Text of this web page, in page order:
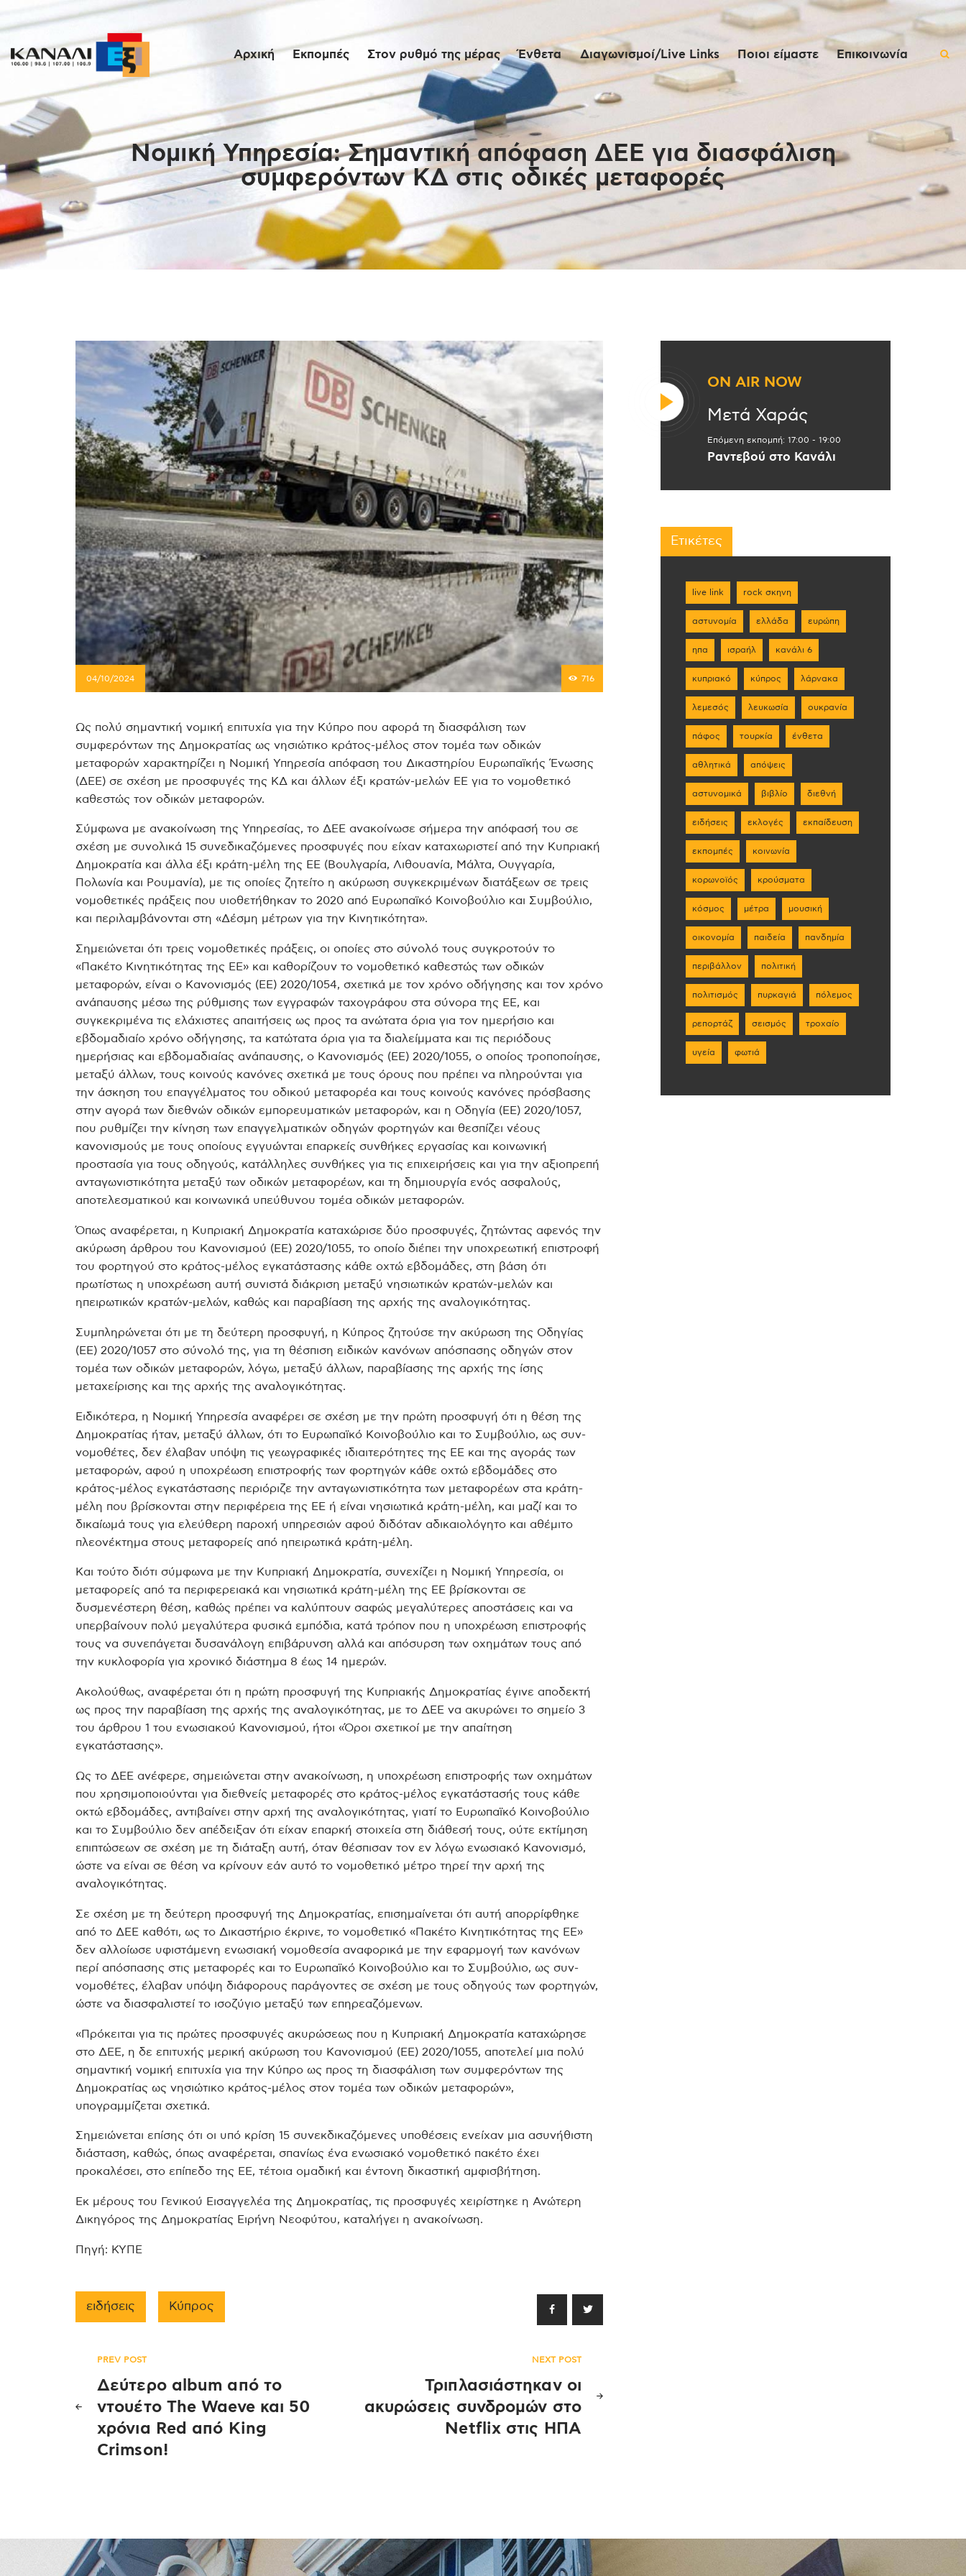
Αρχική Εκπομπές Στον ρυθμό της μέρας Ένθετα Διαγωνισμοί/Live Links Ποιοι είμαστε Επικοινωνία
Νομική Υπηρεσία: Σημαντική απόφαση ΔΕΕ για διασφάλιση
συμφερόντων ΚΔ στις οδικές μεταφορές
Αρχική
Εκπομπές
Στον ρυθμό της
μέρας
Ένθετα
Διαγωνισμοί/Live
Links
Επικοινωνία
04/10/2024 716
Ως πολύ σημαντική νομική επιτυχία για την Κύπρο που αφορά τη διασφάλιση των
συμφερόντων της Δημοκρατίας ως νησιώτικο κράτος-μέλος στον τομέα των οδικών
μεταφορών χαρακτηρίζει η Νομική Υπηρεσία απόφαση του Δικαστηρίου Ευρωπαϊκής Ένωσης
(ΔΕΕ) σε σχέση με προσφυγές της ΚΔ και άλλων έξι κρατών-μελών ΕΕ για το νομοθετικό
καθεστώς τον οδικών μεταφορών.
Σύμφωνα με ανακοίνωση της Υπηρεσίας, το ΔΕΕ ανακοίνωσε σήμερα την απόφασή του σε
σχέση με συνολικά 15 συνεδικαζόμενες προσφυγές που είχαν καταχωριστεί από την Κυπριακή
Δημοκρατία και άλλα έξι κράτη-μέλη της ΕΕ (Βουλγαρία, Λιθουανία, Μάλτα, Ουγγαρία,
Πολωνία και Ρουμανία), με τις οποίες ζητείτο η ακύρωση συγκεκριμένων διατάξεων σε τρεις
νομοθετικές πράξεις που υιοθετήθηκαν το 2020 από Ευρωπαϊκό Κοινοβούλιο και Συμβούλιο,
και περιλαμβάνονται στη «Δέσμη μέτρων για την Κινητικότητα».
Σημειώνεται ότι τρεις νομοθετικές πράξεις, οι οποίες στο σύνολό τους συγκροτούν το
«Πακέτο Κινητικότητας της ΕΕ» και καθορίζουν το νομοθετικό καθεστώς των οδικών
μεταφορών, είναι ο Κανονισμός (ΕΕ) 2020/1054, σχετικά με τον χρόνο οδήγησης και τον χρόνο
ανάπαυσης μέσω της ρύθμισης των εγγραφών ταχογράφου στα σύνορα της ΕΕ, και
συγκεκριμένα τις ελάχιστες απαιτήσεις ως προς τα ανώτατα όρια για τον ημερήσιο και
εβδομαδιαίο χρόνο οδήγησης, τα κατώτατα όρια για τα διαλείμματα και τις περιόδους
ημερήσιας και εβδομαδιαίας ανάπαυσης, ο Κανονισμός (ΕΕ) 2020/1055, ο οποίος τροποποίησε,
μεταξύ άλλων, τους κοινούς κανόνες σχετικά με τους όρους που πρέπει να πληρούνται για
την άσκηση του επαγγέλματος του οδικού μεταφορέα και τους κοινούς κανόνες πρόσβασης
στην αγορά των διεθνών οδικών εμπορευματικών μεταφορών, και η Οδηγία (ΕΕ) 2020/1057,
που ρυθμίζει την κίνηση των επαγγελματικών οδηγών φορτηγών και θεσπίζει νέους
κανονισμούς με τους οποίους εγγυώνται επαρκείς συνθήκες εργασίας και κοινωνική
προστασία για τους οδηγούς, κατάλληλες συνθήκες για τις επιχειρήσεις και για την αξιοπρεπή
ανταγωνιστικότητα μεταξύ των οδικών μεταφορέων, και τη δημιουργία ενός ασφαλούς,
αποτελεσματικού και κοινωνικά υπεύθυνου τομέα οδικών μεταφορών.
Όπως αναφέρεται, η Κυπριακή Δημοκρατία καταχώρισε δύο προσφυγές, ζητώντας αφενός την
ακύρωση άρθρου του Κανονισμού (ΕΕ) 2020/1055, το οποίο διέπει την υποχρεωτική επιστροφή
του φορτηγού στο κράτος-μέλος εγκατάστασης κάθε οχτώ εβδομάδες, στη βάση ότι
πρωτίστως η υποχρέωση αυτή συνιστά διάκριση μεταξύ νησιωτικών κρατών-μελών και
ηπειρωτικών κρατών-μελών, καθώς και παραβίαση της αρχής της αναλογικότητας.
Συμπληρώνεται ότι με τη δεύτερη προσφυγή, η Κύπρος ζητούσε την ακύρωση της Οδηγίας
(ΕΕ) 2020/1057 στο σύνολό της, για τη θέσπιση ειδικών κανόνων απόσπασης οδηγών στον
τομέα των οδικών μεταφορών, λόγω, μεταξύ άλλων, παραβίασης της αρχής της ίσης
μεταχείρισης και της αρχής της αναλογικότητας.
Ειδικότερα, η Νομική Υπηρεσία αναφέρει σε σχέση με την πρώτη προσφυγή ότι η θέση της
Δημοκρατίας ήταν, μεταξύ άλλων, ότι το Ευρωπαϊκό Κοινοβούλιο και το Συμβούλιο, ως συν-
νομοθέτες, δεν έλαβαν υπόψη τις γεωγραφικές ιδιαιτερότητες της ΕΕ και της αγοράς των
μεταφορών, αφού η υποχρέωση επιστροφής των φορτηγών κάθε οχτώ εβδομάδες στο
κράτος-μέλος εγκατάστασης περιόριζε την ανταγωνιστικότητα των μεταφορέων στα κράτη-
μέλη που βρίσκονται στην περιφέρεια της ΕΕ ή είναι νησιωτικά κράτη-μέλη, και μαζί και το
δικαίωμά τους για ελεύθερη παροχή υπηρεσιών αφού διδόταν αδικαιολόγητο και αθέμιτο
πλεονέκτημα στους μεταφορείς από ηπειρωτικά κράτη-μέλη.
Και τούτο διότι σύμφωνα με την Κυπριακή Δημοκρατία, συνεχίζει η Νομική Υπηρεσία, οι
μεταφορείς από τα περιφερειακά και νησιωτικά κράτη-μέλη της ΕΕ βρίσκονται σε
δυσμενέστερη θέση, καθώς πρέπει να καλύπτουν σαφώς μεγαλύτερες αποστάσεις και να
υπερβαίνουν πολύ μεγαλύτερα φυσικά εμπόδια, κατά τρόπον που η υποχρέωση επιστροφής
τους να συνεπάγεται δυσανάλογη επιβάρυνση αλλά και απόσυρση των οχημάτων τους από
την κυκλοφορία για χρονικό διάστημα 8 έως 14 ημερών.
Ακολούθως, αναφέρεται ότι η πρώτη προσφυγή της Κυπριακής Δημοκρατίας έγινε αποδεκτή
ως προς την παραβίαση της αρχής της αναλογικότητας, με το ΔΕΕ να ακυρώνει το σημείο 3
του άρθρου 1 του ενωσιακού Κανονισμού, ήτοι «Όροι σχετικοί με την απαίτηση
εγκατάστασης».
Ως το ΔΕΕ ανέφερε, σημειώνεται στην ανακοίνωση, η υποχρέωση επιστροφής των οχημάτων
που χρησιμοποιούνται για διεθνείς μεταφορές στο κράτος-μέλος εγκατάστασής τους κάθε
οκτώ εβδομάδες, αντιβαίνει στην αρχή της αναλογικότητας, γιατί το Ευρωπαϊκό Κοινοβούλιο
και το Συμβούλιο δεν απέδειξαν ότι είχαν επαρκή στοιχεία στη διάθεσή τους, ούτε εκτίμηση
επιπτώσεων σε σχέση με τη διάταξη αυτή, όταν θέσπισαν τον εν λόγω ενωσιακό Κανονισμό,
ώστε να είναι σε θέση να κρίνουν εάν αυτό το νομοθετικό μέτρο τηρεί την αρχή της
αναλογικότητας.
Σε σχέση με τη δεύτερη προσφυγή της Δημοκρατίας, επισημαίνεται ότι αυτή απορρίφθηκε
από το ΔΕΕ καθότι, ως το Δικαστήριο έκρινε, το νομοθετικό «Πακέτο Κινητικότητας της ΕΕ»
δεν αλλοίωσε υφιστάμενη ενωσιακή νομοθεσία αναφορικά με την εφαρμογή των κανόνων
περί απόσπασης στις μεταφορές και το Ευρωπαϊκό Κοινοβούλιο και το Συμβούλιο, ως συν-
νομοθέτες, έλαβαν υπόψη διάφορους παράγοντες σε σχέση με τους οδηγούς των φορτηγών,
ώστε να διασφαλιστεί το ισοζύγιο μεταξύ των επηρεαζόμενων.
«Πρόκειται για τις πρώτες προσφυγές ακυρώσεως που η Κυπριακή Δημοκρατία καταχώρησε
στο ΔΕΕ, η δε επιτυχής μερική ακύρωση του Κανονισμού (ΕΕ) 2020/1055, αποτελεί μια πολύ
σημαντική νομική επιτυχία για την Κύπρο ως προς τη διασφάλιση των συμφερόντων της
Δημοκρατίας ως νησιώτικο κράτος-μέλος στον τομέα των οδικών μεταφορών»,
υπογραμμίζεται σχετικά.
Σημειώνεται επίσης ότι οι υπό κρίση 15 συνεκδικαζόμενες υποθέσεις ενείχαν μια ασυνήθιστη
διάσταση, καθώς, όπως αναφέρεται, σπανίως ένα ενωσιακό νομοθετικό πακέτο έχει
προκαλέσει, στο επίπεδο της ΕΕ, τέτοια ομαδική και έντονη δικαστική αμφισβήτηση.
Εκ μέρους του Γενικού Εισαγγελέα της Δημοκρατίας, τις προσφυγές χειρίστηκε η Ανώτερη
Δικηγόρος της Δημοκρατίας Ειρήνη Νεοφύτου, καταλήγει η ανακοίνωση.
Πηγή: ΚΥΠΕ
ειδήσεις Κύπρος
Πλοήγηση
άρθρων
PREV POST
Δεύτερο album από το
ντουέτο The Waeve και 50
χρόνια Red από King
Crimson!
NEXT POST
Τριπλασιάστηκαν οι
ακυρώσεις συνδρομών στο
Netflix στις ΗΠΑ
ON AIR NOW
Μετά Χαράς
Επόμενη εκπομπή: 17:00 - 19:00
Ραντεβού στο Κανάλι
Ετικέτες
live link rock σκηνη
αστυνομία ελλάδα ευρώπη
ηπα ισραήλ κανάλι 6
κυπριακό κύπρος λάρνακα
λεμεσός λευκωσία ουκρανία
πάφος τουρκία ένθετα
αθλητικά απόψεις
αστυνομικά βιβλίο διεθνή
ειδήσεις εκλογές εκπαίδευση
εκπομπές κοινωνία
κορωνοϊός κρούσματα
κόσμος μέτρα μουσική
οικονομία παιδεία πανδημία
περιβάλλον πολιτική
πολιτισμός πυρκαγιά πόλεμος
ρεπορτάζ σεισμός τροχαίο
υγεία φωτιά